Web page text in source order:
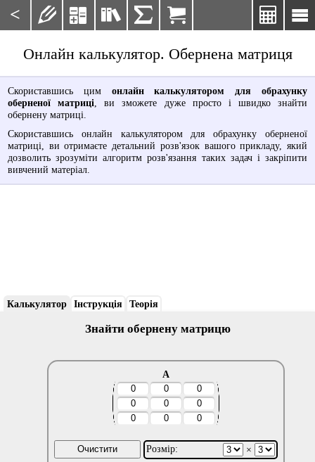
< 

    
Онлайн калькулятор. Обернена матриця
Скориставшись цим онлайн калькулятором для обрахунку
оберненої матриці , ви зможете дуже просто і швидко знайти
обернену матриці.
Скориставшись онлайн калькулятором для обрахунку оберненої
матриці, ви отримаєте детальний розв'язок вашого прикладу, який
дозволить зрозуміти алгоритм розв'язання таких задач і закріпити
вивчений матеріал.
Калькулятор Інструкція Теорія
Знайти обернену матрицю
A
Очистити Розмір: ×